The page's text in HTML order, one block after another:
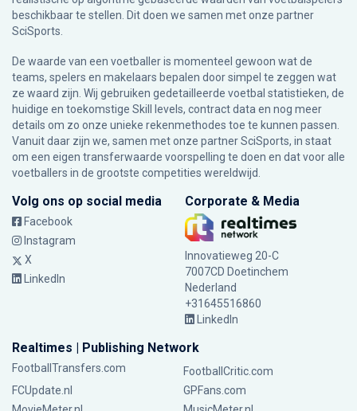
beschikbaar te stellen. Dit doen we samen met onze partner
SciSports
De waarde van een voetballer is momenteel gewoon wat de
teams, spelers en makelaars bepalen door simpel te zeggen wat
ze waard zijn. Wij gebruiken gedetailleerde voetbal statistieken, de
huidige en toekomstige Skill levels, contract data en nog meer
details om zo onze unieke rekenmethodes toe te kunnen passen.
Vanuit daar zijn we, samen met onze partner SciSports, in staat
om een eigen transferwaarde voorspelling te doen en dat voor alle
voetballers in de grootste competities wereldwijd.
Volg ons op social media
Facebook
Instagram
X
LinkedIn
Corporate & Media
Innovatieweg 20-C
7007CD Doetinchem
Nederland
+31645516860
LinkedIn
Realtimes | Publishing Network
FootballTransfers.com
FootballCritic.com
FCUpdate.nl
GPFans.com